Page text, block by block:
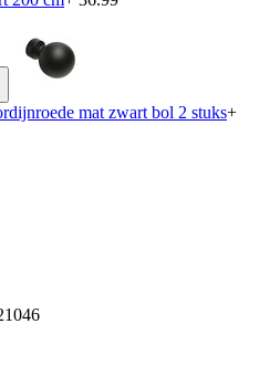
mat zwart bol 2 stuks+